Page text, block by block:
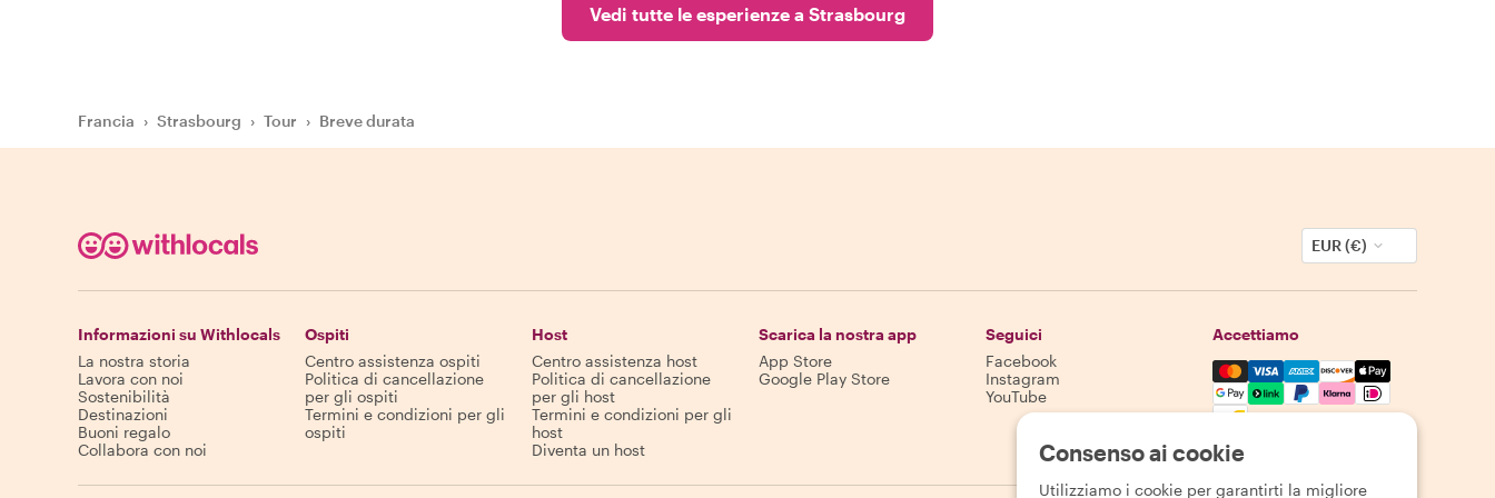
Vedi tutte le esperienze a Strasbourg
Francia › Strasbourg › Tour › Breve durata
EUR (€)
Informazioni su Withlocals
La nostra storia
Lavora con noi
Sostenibilità
Destinazioni
Buoni regalo
Collabora con noi
Ospiti
Centro assistenza ospiti
Politica di cancellazione
per gli ospiti
Termini e condizioni per gli
ospiti
Host
Centro assistenza host
Politica di cancellazione
per gli host
Termini e condizioni per gli
host
Diventa un host
Scarica la nostra app
App Store
Google Play Store
Seguici
Facebook
Instagram
YouTube
Accettiamo
Mastercard, Visa, Amex,
Consenso ai cookie
Utilizziamo i cookie per garantirti la migliore